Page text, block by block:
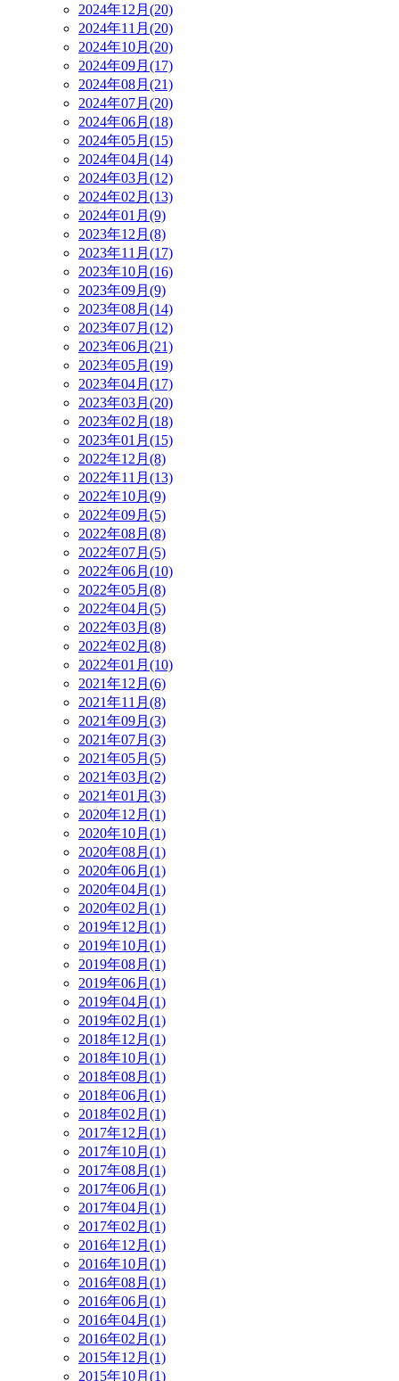
2024年12月(20)
2024年11月(20)
2024年10月(20)
2024年09月(17)
2024年08月(21)
2024年07月(20)
2024年06月(18)
2024年05月(15)
2024年04月(14)
2024年03月(12)
2024年02月(13)
2024年01月(9)
2023年12月(8)
2023年11月(17)
2023年10月(16)
2023年09月(9)
2023年08月(14)
2023年07月(12)
2023年06月(21)
2023年05月(19)
2023年04月(17)
2023年03月(20)
2023年02月(18)
2023年01月(15)
2022年12月(8)
2022年11月(13)
2022年10月(9)
2022年09月(5)
2022年08月(8)
2022年07月(5)
2022年06月(10)
2022年05月(8)
2022年04月(5)
2022年03月(8)
2022年02月(8)
2022年01月(10)
2021年12月(6)
2021年11月(8)
2021年09月(3)
2021年07月(3)
2021年05月(5)
2021年03月(2)
2021年01月(3)
2020年12月(1)
2020年10月(1)
2020年08月(1)
2020年06月(1)
2020年04月(1)
2020年02月(1)
2019年12月(1)
2019年10月(1)
2019年08月(1)
2019年06月(1)
2019年04月(1)
2019年02月(1)
2018年12月(1)
2018年10月(1)
2018年08月(1)
2018年06月(1)
2018年02月(1)
2017年12月(1)
2017年10月(1)
2017年08月(1)
2017年06月(1)
2017年04月(1)
2017年02月(1)
2016年12月(1)
2016年10月(1)
2016年08月(1)
2016年06月(1)
2016年04月(1)
2016年02月(1)
2015年12月(1)
2015年10月(1)